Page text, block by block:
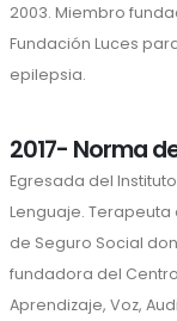
2003. Miembro
Fundación Luces
epilepsia.
2017- Norma
Egresada del
Lenguaje. Terapeuta
de Seguro Social
fundadora del
Aprendizaje, Voz,